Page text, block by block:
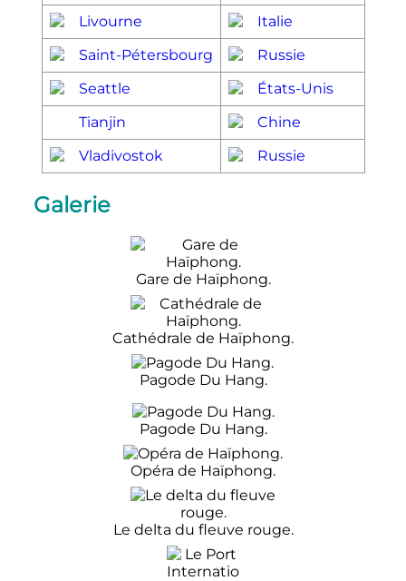
Livourne
Italie
Saint-Pétersbourg
Russie
Seattle
États-Unis
Tianjin
Chine
Vladivostok
Russie
Galerie
Gare de Haïphong.
Cathédrale de Haïphong.
Pagode Du Hang.
Pagode Du Hang.
Opéra de Haïphong.
Le delta du fleuve rouge.